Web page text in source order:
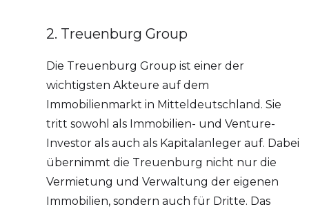
2. Treuenburg Group
Die Treuenburg Group ist einer der
wichtigsten Akteure auf dem
Immobilienmarkt in Mitteldeutschland. Sie
tritt sowohl als Immobilien- und Venture-
Investor als auch als Kapitalanleger auf. Dabei
übernimmt die Treuenburg nicht nur die
Vermietung und Verwaltung der eigenen
Immobilien, sondern auch für Dritte. Das